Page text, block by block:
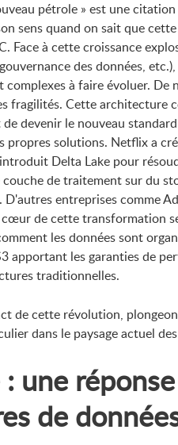
pétrole » est une
sens quand on sait que
Face à cette croissance
des données,
à faire évoluer. De
fragilités. Cette architecture
devenir le nouveau
propres solutions. Netflix a
Delta Lake pour
de traitement sur du
D'autres entreprises comme
de cette transformation
les données sont
apportant les garanties de
traditionnelles.
de cette révolution,
dans le paysage actuel
une
de